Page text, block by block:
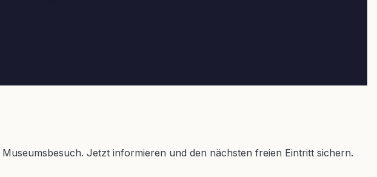
Jetzt informieren und den nächsten freien Eintritt sichern.